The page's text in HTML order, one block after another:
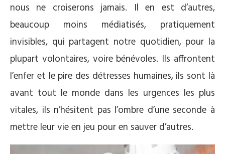
nous ne croiserons jamais. Il en est d’autres,
beaucoup moins médiatisés, pratiquement
invisibles, qui partagent notre quotidien, pour la
plupart volontaires, voire bénévoles. Ils affrontent
l’enfer et le pire des détresses humaines, ils sont là
avant tout le monde dans les urgences les plus
vitales, ils n’hésitent pas l’ombre d’une seconde à
mettre leur vie en jeu pour en sauver d’autres.